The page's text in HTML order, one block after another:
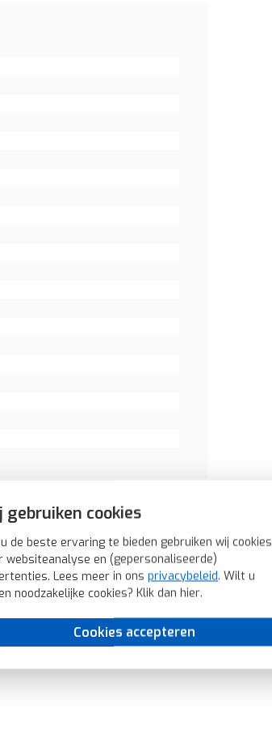
gebruiken cookies
de beste ervaring te bieden gebruiken wij cookies
websiteanalyse en (gepersonaliseerde)
Lees meer in ons privacybeleid. Wilt u
noodzakelijke cookies? Klik dan hier.
Cookies accepteren